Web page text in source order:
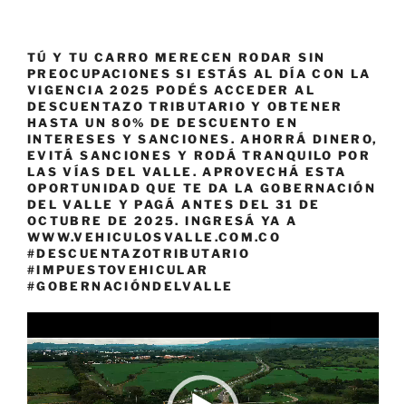
TÚ Y TU CARRO MERECEN RODAR SIN
PREOCUPACIONES SI ESTÁS AL DÍA CON LA
VIGENCIA 2025 PODÉS ACCEDER AL
DESCUENTAZO TRIBUTARIO Y OBTENER
HASTA UN 80% DE DESCUENTO EN
INTERESES Y SANCIONES. AHORRÁ DINERO,
EVITÁ SANCIONES Y RODÁ TRANQUILO POR
LAS VÍAS DEL VALLE. APROVECHÁ ESTA
OPORTUNIDAD QUE TE DA LA GOBERNACIÓN
DEL VALLE Y PAGÁ ANTES DEL 31 DE
OCTUBRE DE 2025. INGRESÁ YA A
WWW.VEHICULOSVALLE.COM.CO
#DESCUENTAZOTRIBUTARIO
#IMPUESTOVEHICULAR
#GOBERNACIÓNDELVALLE
de
vídeo